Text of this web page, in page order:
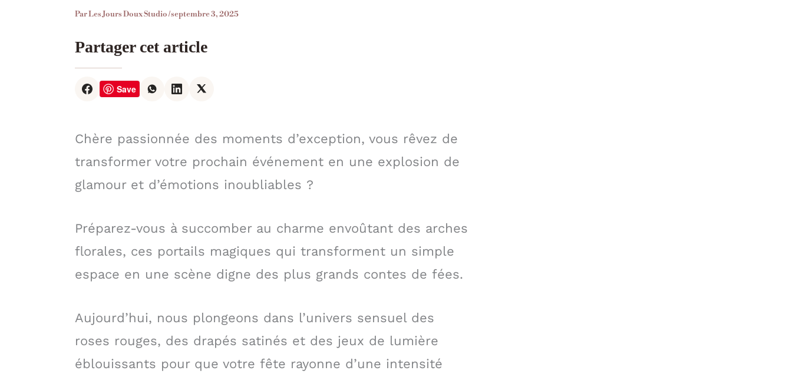
ParLes Jours Doux Studio/septembre 3, 2025
Partager cet article
Save
Chère passionnée des moments d’exception, vous rêvez de
transformer votre prochain événement en une explosion de
glamour et d’émotions inoubliables ?
Préparez-vous à succomber au charme envoûtant des arches
florales, ces portails magiques qui transforment un simple
espace en une scène digne des plus grands contes de fées.
Aujourd’hui, nous plongeons dans l’univers sensuel des
roses rouges, des drapés satinés et des jeux de lumière
éblouissants pour que votre fête rayonne d’une intensité